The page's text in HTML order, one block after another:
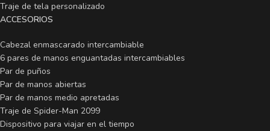
Traje de tela personalizado
ACCESORIOS
Cabezal enmascarado intercambiable
6 pares de manos enguantadas intercambiables
Par de puños
Par de manos abiertas
Par de manos medio apretadas
Traje de Spider-Man 2099
Dispositivo para viajar en el tiempo